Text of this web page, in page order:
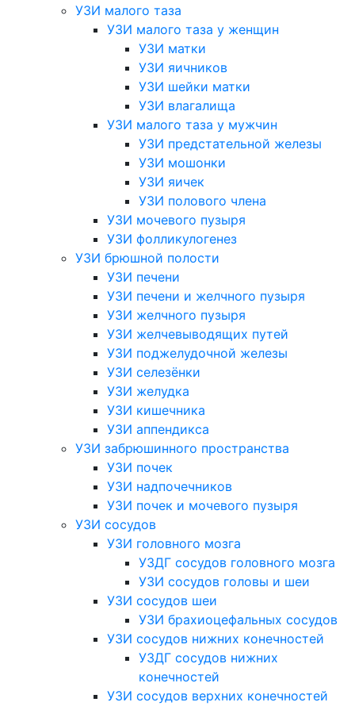
УЗИ малого таза
УЗИ малого таза у женщин
УЗИ матки
УЗИ яичников
УЗИ шейки матки
УЗИ влагалища
УЗИ малого таза у мужчин
УЗИ предстательной железы
УЗИ мошонки
УЗИ яичек
УЗИ полового члена
УЗИ мочевого пузыря
УЗИ фолликулогенез
УЗИ брюшной полости
УЗИ печени
УЗИ печени и желчного пузыря
УЗИ желчного пузыря
УЗИ желчевыводящих путей
УЗИ поджелудочной железы
УЗИ селезёнки
УЗИ желудка
УЗИ кишечника
УЗИ аппендикса
УЗИ забрюшинного пространства
УЗИ почек
УЗИ надпочечников
УЗИ почек и мочевого пузыря
УЗИ сосудов
УЗИ головного мозга
УЗДГ сосудов головного мозга
УЗИ сосудов головы и шеи
УЗИ сосудов шеи
УЗИ брахиоцефальных сосудов
УЗИ сосудов нижних конечностей
УЗДГ сосудов нижних
конечностей
УЗИ сосудов верхних конечностей